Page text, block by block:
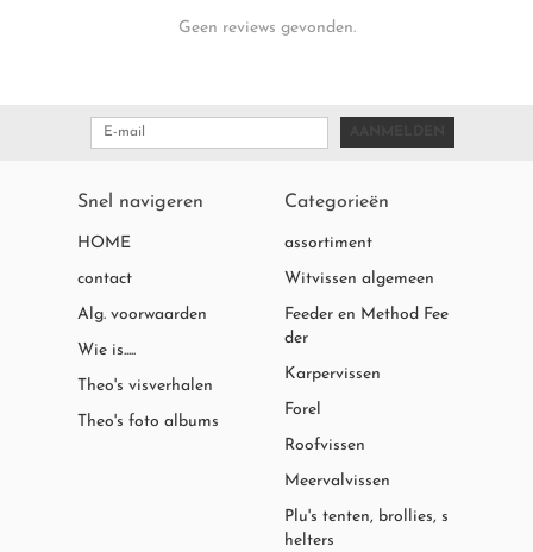
Geen reviews gevonden.
Snel navigeren
HOME
contact
Alg. voorwaarden
Wie is.....
Theo's visverhalen
Theo's foto albums
Categorieën
assortiment
Witvissen algemeen
Feeder en Method Fee
der
Karpervissen
Forel
Roofvissen
Meervalvissen
Plu's tenten, brollies, s
helters